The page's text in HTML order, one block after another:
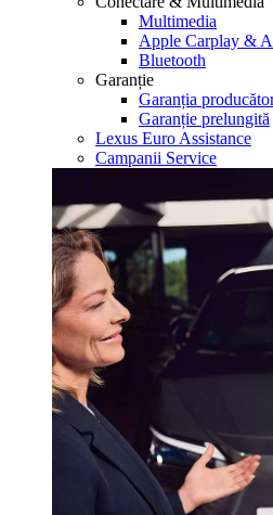
Multimedia
Apple Carplay &
Bluetooth
Garanție
Garanția
Garanție prelungită
Lexus Euro Assistance
Campanii Service